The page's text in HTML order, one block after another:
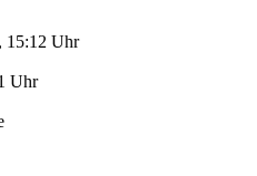
15:12 Uhr
Uhr